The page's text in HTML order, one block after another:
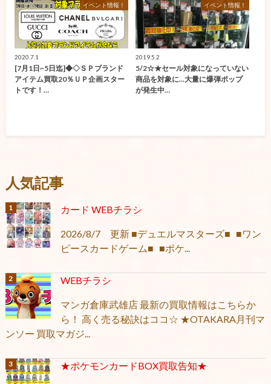
イベント情報！
2020.7.1
[7月1日~5日迄]◆◇ＳＰブランド
アイテム買取20％ＵＰ企画スター
トです！…
イベント情報！
2019.5.2
5/2☆★セール対象になっていない
商品を対象に...大量に爆弾ポップ
が発生中…
人気記事
カード WEBチラシ
2026/8/7 更新 ■デュエルマスターズ■ ■ワン
ピースカードゲーム■ ■ポケ...
WEBチラシ
マンガ倉庫武雄店 最新の買取情報はこちらか
ら！ 高く売る秘訣はココ☆ ★OTAKARA月刊マ
ンソー 買取マガジ...
★ポケモンカードBOX買取告知★